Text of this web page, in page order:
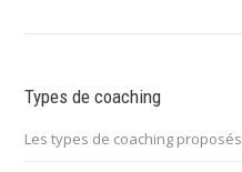
Types de coaching
Les types de coaching proposés